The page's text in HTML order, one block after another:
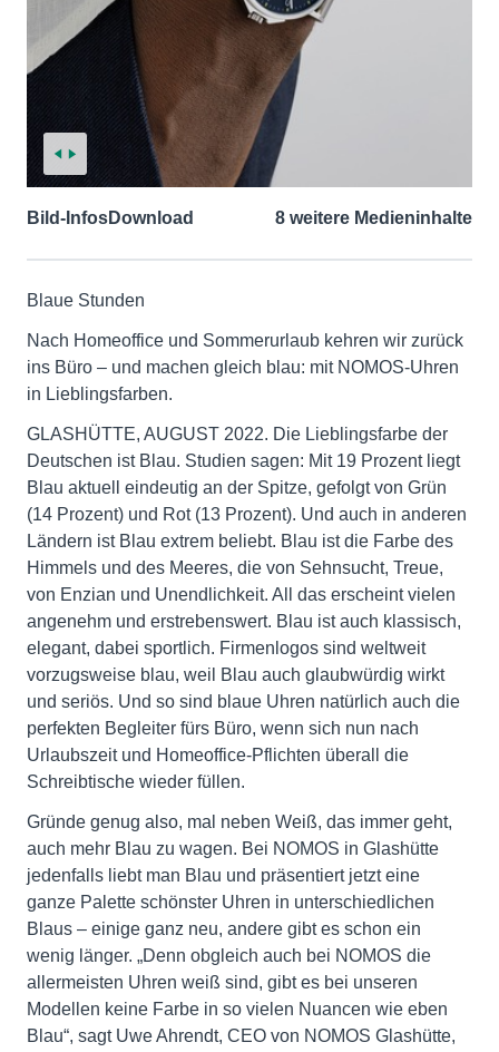
Bild-InfosDownload 8 weitere Medieninhalte
Blaue Stunden
Nach Homeoffice und Sommerurlaub kehren wir zurück
ins Büro – und machen gleich blau: mit NOMOS-Uhren
in Lieblingsfarben.
GLASHÜTTE, AUGUST 2022. Die Lieblingsfarbe der
Deutschen ist Blau. Studien sagen: Mit 19 Prozent liegt
Blau aktuell eindeutig an der Spitze, gefolgt von Grün
(14 Prozent) und Rot (13 Prozent). Und auch in anderen
Ländern ist Blau extrem beliebt. Blau ist die Farbe des
Himmels und des Meeres, die von Sehnsucht, Treue,
von Enzian und Unendlichkeit. All das erscheint vielen
angenehm und erstrebenswert. Blau ist auch klassisch,
elegant, dabei sportlich. Firmenlogos sind weltweit
vorzugsweise blau, weil Blau auch glaubwürdig wirkt
und seriös. Und so sind blaue Uhren natürlich auch die
perfekten Begleiter fürs Büro, wenn sich nun nach
Urlaubszeit und Homeoffice-Pflichten überall die
Schreibtische wieder füllen.
Gründe genug also, mal neben Weiß, das immer geht,
auch mehr Blau zu wagen. Bei NOMOS in Glashütte
jedenfalls liebt man Blau und präsentiert jetzt eine
ganze Palette schönster Uhren in unterschiedlichen
Blaus – einige ganz neu, andere gibt es schon ein
wenig länger. „Denn obgleich auch bei NOMOS die
allermeisten Uhren weiß sind, gibt es bei unseren
Modellen keine Farbe in so vielen Nuancen wie eben
Blau“, sagt Uwe Ahrendt, CEO von NOMOS Glashütte,